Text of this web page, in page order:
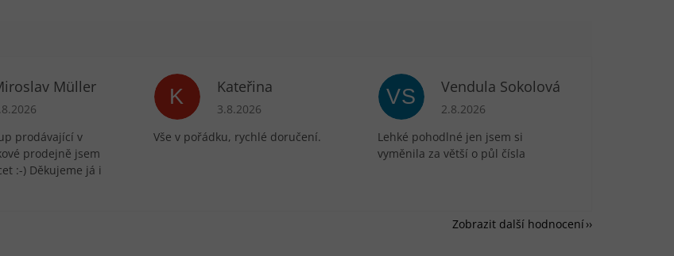
Müller
obchodu je 5 z 5 hvězdiček.
prodávající v
prodejně jsem
:-) Děkujeme já i
K Kateřina
Hodnocení obchodu je 5 z 5 hvězdiček.
3.8.2026
Vše v pořádku, rychlé doručení.
VS Vendula Sokolová
Hodnocení obchodu je 5 z 5 hvězdiček.
2.8.2026
Lehké pohodlné jen jsem si
vyměnila za větší o půl čísla
Zobrazit další hodnocení